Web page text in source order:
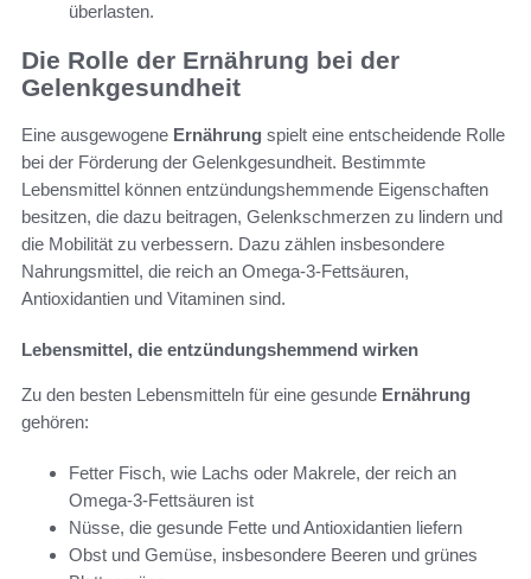
überlasten.
Die Rolle der Ernährung bei der
Gelenkgesundheit
Eine ausgewogene Ernährung spielt eine entscheidende Rolle
bei der Förderung der Gelenkgesundheit. Bestimmte
Lebensmittel können entzündungshemmende Eigenschaften
besitzen, die dazu beitragen, Gelenkschmerzen zu lindern und
die Mobilität zu verbessern. Dazu zählen insbesondere
Nahrungsmittel, die reich an Omega-3-Fettsäuren,
Antioxidantien und Vitaminen sind.
Lebensmittel, die entzündungshemmend wirken
Zu den besten Lebensmitteln für eine gesunde Ernährung
gehören:
Fetter Fisch, wie Lachs oder Makrele, der reich an
Omega-3-Fettsäuren ist
Nüsse, die gesunde Fette und Antioxidantien liefern
Obst und Gemüse, insbesondere Beeren und grünes